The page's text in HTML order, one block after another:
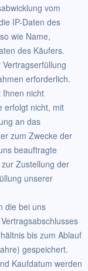
vom
IP-Daten des
wie Name,
des Käufers.
erforderlich.
Ihnen nicht
erfolgt nicht, mit
an das
zum Zwecke der
beauftragte
Zustellung der
unserer
die bei uns
bis zum Ablauf
gespeichert.
Kaufdatum werden